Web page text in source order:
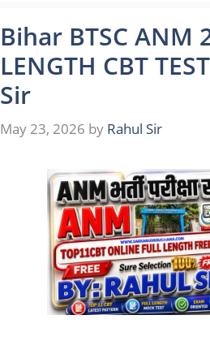
Bihar BTSC ANM
LENGTH CBT
Sir
May 23, 2026 by Rahul Sir